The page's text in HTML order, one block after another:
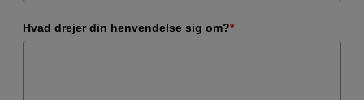
Hvad drejer din henvendelse sig om?*